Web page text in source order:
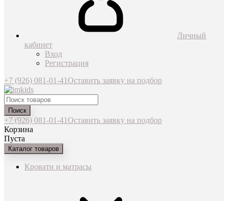
Личный
кабинет
Вход
Регистрация
+7 (926) 081-01-41Оставить заявку на подбор
Поиск
+7 (926) 081-01-41Оставить заявку на подбор
Корзина
Пуста
Каталог товаров
Кровати и матрасы